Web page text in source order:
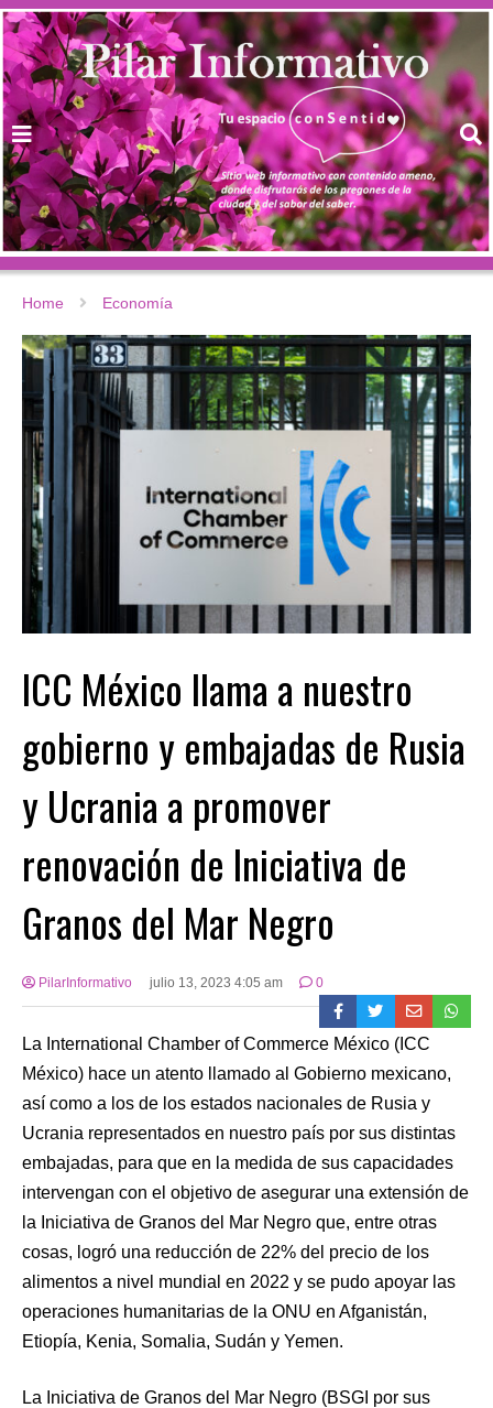
Home Economía
ICC México llama a nuestro
gobierno y embajadas de Rusia
y Ucrania a promover
renovación de Iniciativa de
Granos del Mar Negro
PilarInformativo julio 13, 2023 4:05 am 0
La International Chamber of Commerce México (ICC
México) hace un atento llamado al Gobierno mexicano,
así como a los de los estados nacionales de Rusia y
Ucrania representados en nuestro país por sus distintas
embajadas, para que en la medida de sus capacidades
intervengan con el objetivo de asegurar una extensión de
la Iniciativa de Granos del Mar Negro que, entre otras
cosas, logró una reducción de 22% del precio de los
alimentos a nivel mundial en 2022 y se pudo apoyar las
operaciones humanitarias de la ONU en Afganistán,
Etiopía, Kenia, Somalia, Sudán y Yemen.
La Iniciativa de Granos del Mar Negro (BSGI por sus